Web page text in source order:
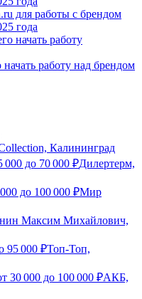
для работы с брендом
года
работу над брендом
Калининград
000 до 70 000 ₽Дилертерм,
до 100 000 ₽Мир
Максим Михайлович,
95 000 ₽Топ-Топ,
30 000 до 100 000 ₽АКБ,